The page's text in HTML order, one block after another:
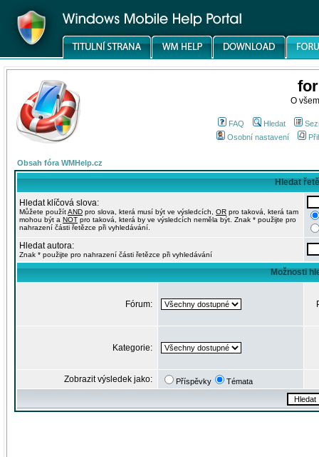
O
FAQ Hledat
Osobní nastavení
Obsah fóra WMHelp.cz
Hledat
Hledat klíčová slova:
Můžete použítAND pro slova, která musí být ve výsledcích, OR pro taková, která tam
mohou být a NOT pro taková, která by ve výsledcích neměla být. Znak * použijte pro
nahrazení části řetězce při vyhledávání.
Hledat autora:
Znak * použijte pro nahrazení části řetězce při vyhledávání
Možnosti
Fórum:
Kategorie:
Zobrazit výsledek jako: Příspěvky Témata